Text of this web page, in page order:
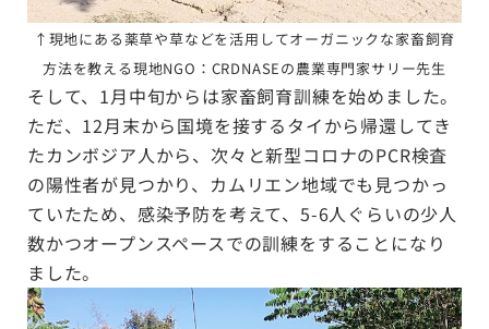
↑現地にある薬草や草などを活用してオーガニックな家畜飼育
方法を教える現地NGO：CRDNASEの農業専門家サリー先生
そして、1月中旬からは家畜飼育訓練を始めました。
ただ、12月末から国境を接するタイから帰還してき
たカンボジア人から、次々と新型コロナのPCR検査
の陽性者が見つかり、カムリエン地域でも見つかっ
ていたため、感染予防を考えて、5-6人ぐらいの少人
数かつオープンスペースでの訓練をすることになり
ました。